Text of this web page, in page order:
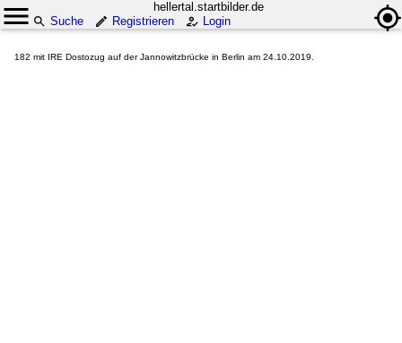
hellertal.startbilder.de
Suche
Registrieren Login
182 mit IRE Dostozug auf der Jannowitzbrücke in Berlin am 24.10.2019.